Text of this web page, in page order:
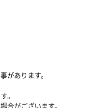
があります。
。
合がございます。